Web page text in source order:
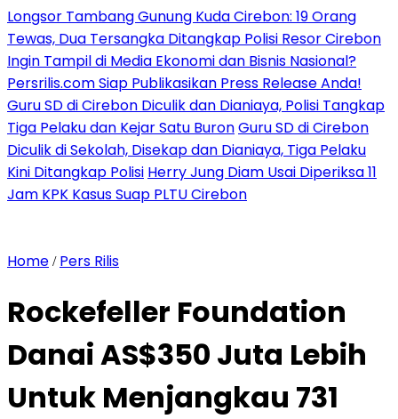
Longsor Tambang Gunung Kuda Cirebon: 19 Orang
Tewas, Dua Tersangka Ditangkap Polisi Resor Cirebon
Ingin Tampil di Media Ekonomi dan Bisnis Nasional?
Persrilis.com Siap Publikasikan Press Release Anda!
Guru SD di Cirebon Diculik dan Dianiaya, Polisi Tangkap
Tiga Pelaku dan Kejar Satu BuronGuru SD di Cirebon
Diculik di Sekolah, Disekap dan Dianiaya, Tiga Pelaku
Kini Ditangkap Polisi Herry Jung Diam Usai Diperiksa 11
Jam KPK Kasus Suap PLTU Cirebon
Home / Pers Rilis
Rockefeller Foundation
Danai AS$350 Juta Lebih
Untuk Menjangkau 731